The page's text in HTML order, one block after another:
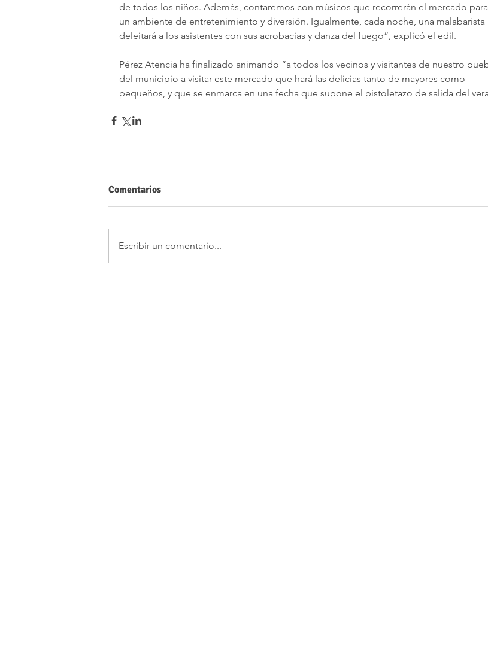
de todos los niños. Además, contaremos con músicos que recorrerán el mercado
un ambiente de entretenimiento y diversión. Igualmente, cada noche, una malabarista
deleitará a los asistentes con sus acrobacias y danza del fuego”, explicó el edil.
Pérez Atencia ha finalizado animando “a todos los vecinos y visitantes de nuestro
del municipio a visitar este mercado que hará las delicias tanto de mayores como
pequeños, y que se enmarca en una fecha que supone el pistoletazo de salida del
Comentarios
Escribir un comentario...